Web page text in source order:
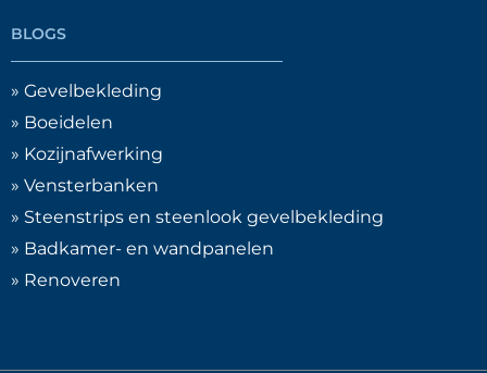
BLOGS
» Gevelbekleding
» Boeidelen
» Kozijnafwerking
» Vensterbanken
» Steenstrips en steenlook gevelbekleding
» Badkamer- en wandpanelen
» Renoveren